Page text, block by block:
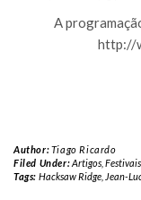
A
http://
Author:Tiago Ricardo
Filed Under:Artigos,
Tags: Hacksaw Ridge, Jean-